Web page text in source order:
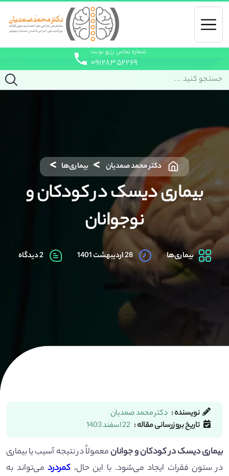
شماره تماس رزرو نوبت
۰۹۱۲۸۳۵۲۲۶۹
دکتر محمد صمدیان بیماری‌ها
بیماری دیسک در کودکان و
نوجوانان
بیماری‌ها 28 اردیبهشت 1401 2 دیدگاه
نویسنده : دکتر محمد صمدیان
تاریخ بروزرسانی مقاله : 22 اسفند 1403
بیماری دیسک در کودکان و جوانانمعمولاً در نتیجه آسیب یا بیماری
در ستون فقرات ایجاد می‌شود. با این حال، کمردردمی‌تواند به